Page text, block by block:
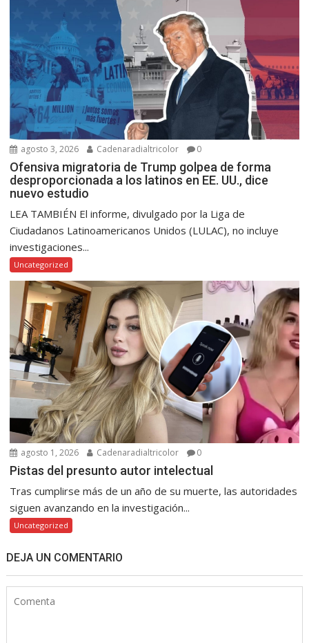
agosto 3, 2026 Cadenaradialtricolor 0
Ofensiva migratoria de Trump golpea de forma
desproporcionada a los latinos en EE. UU., dice
nuevo estudio
LEA TAMBIÉN El informe, divulgado por la Liga de
Ciudadanos Latinoamericanos Unidos (LULAC), no incluye
investigaciones...
Uncategorized
agosto 1, 2026 Cadenaradialtricolor 0
Pistas del presunto autor intelectual
Tras cumplirse más de un año de su muerte, las autoridades
siguen avanzando en la investigación...
Uncategorized
DEJA UN COMENTARIO